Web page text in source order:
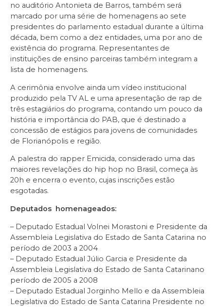
no auditório Antonieta de Barros, também será
marcado por uma série de homenagens ao sete
presidentes do parlamento estadual durante a última
década, bem como a dez entidades, uma por ano de
existência do programa. Representantes de
instituições de ensino parceiras também integram a
lista de homenagens.
A cerimônia envolve ainda um vídeo institucional
produzido pela TV AL e uma apresentação de rap de
três estagiários do programa, contando um pouco da
história e importância do PAB, que é destinado a
concessão de estágios para jovens de comunidades
de Florianópolis e região.
A palestra do rapper Emicida, considerado uma das
maiores revelações do hip hop no Brasil, começa às
20h e encerra o evento, cujas inscrições estão
esgotadas.
Deputados homenageados:
– Deputado Estadual Volnei Morastoni e Presidente da
Assembleia Legislativa do Estado de Santa Catarina no
período de 2003 a 2004
– Deputado Estadual Júlio Garcia e Presidente da
Assembleia Legislativa do Estado de Santa Catarinano
período de 2005 a 2008
– Deputado Estadual Jorginho Mello e da Assembleia
Legislativa do Estado de Santa Catarina Presidente no